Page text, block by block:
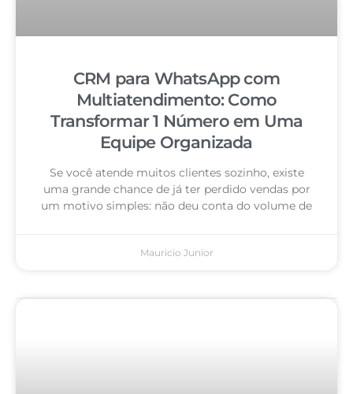
CRM para WhatsApp com
Multiatendimento: Como
Transformar 1 Número em Uma
Equipe Organizada
Se você atende muitos clientes sozinho, existe
uma grande chance de já ter perdido vendas por
um motivo simples: não deu conta do volume de
Mauricio Junior